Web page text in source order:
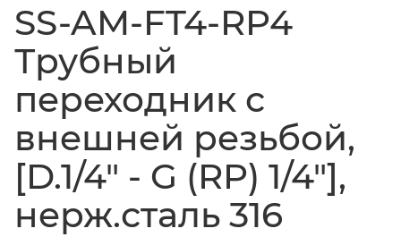
SS-AM-FT4-RP4
Трубный
переходник с
внешней резьбой,
[D.1/4" - G (RP) 1/4"],
нерж.сталь 316